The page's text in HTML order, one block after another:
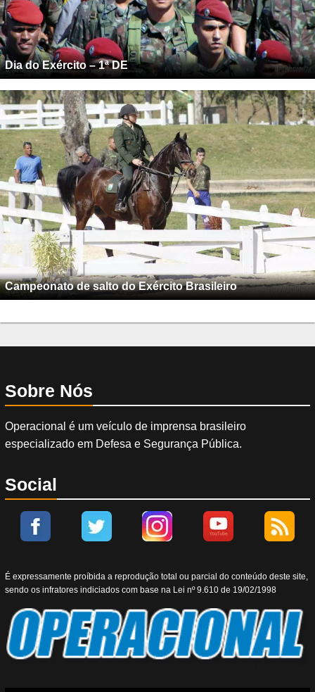
Dia do Exército – 1ª DE
Campeonato de salto do Exército Brasileiro
Sobre Nós
Operacional é um veículo de imprensa brasileiro
especializado em Defesa e Segurança Pública.
Social
É expressamente proíbida a reprodução total ou parcial do conteúdo deste site,
sendo os infratores indiciados com base na Lei nº 9.610 de 19/02/1998